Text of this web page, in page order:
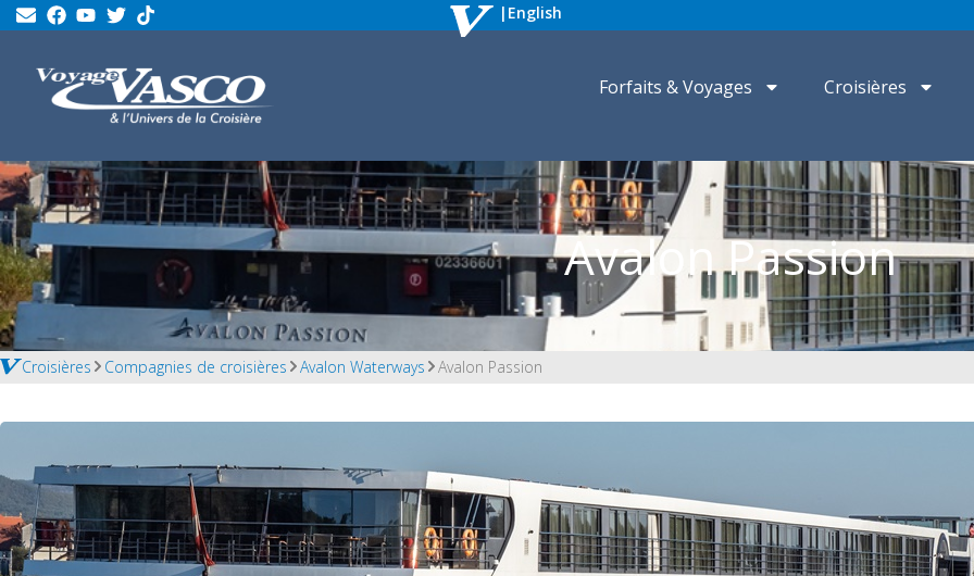
| English
Forfaits & Voyages Croisières
Avalon Passion
Croisières Compagnies de croisières Avalon Waterways Avalon Passion